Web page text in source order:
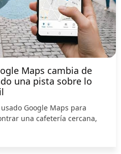
Maps cambia de
una pista sobre lo
Google Maps para
una cafetería cercana,